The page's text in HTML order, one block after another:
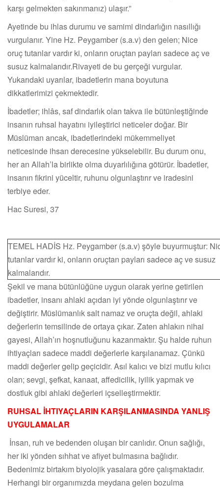
karşı gelmekten sakınmanız) ulaşır.”
Ayetinde bu ihlas durumu ve samimi dindarlığın nasıllığı
vurgulanır. Yine Hz. Peygamber (s.a.v) den gelen; Nice
oruç tutanlar vardır ki, onların oruçtan payları sadece aç ve
susuz kalmalarıdır.Rivayeti de bu gerçeği vurgular.
Yukarıdaki uyarılar, ibadetlerin mana boyutuna
dikkatlerimizi çekmektedir.
İbadetler; ihlâs, saf dindarlık olan takva ile bütünleştiğinde
insanın ruhsal hayatını iyileştirici neticeler doğar. Bir
Müslüman ancak, ibadetlerindeki mükemmeliyet
neticesinde ihsan derecesine yükselebilir. Bu durum onu,
her an Allah’la birlikte olma duyarlılığına götürür. İbadetler,
insanın fikrini yüceltir, ruhunu olgunlaştırır ve iradesini
terbiye eder.
Hac Suresi, 37
TEMEL HADİS Hz. Peygamber (s.a.v) şöyle buyurmuştur:
tutanlar vardır ki, onların oruçtan payları sadece aç ve susuz
kalmalarıdır.
Şekil ve mana bütünlüğüne uygun olarak yerine getirilen
ibadetler, insanı ahlaki açıdan iyi yönde olgunlaştırır ve
değiştirir. Müslümanlık salt namaz ve oruçta değil, ahlaki
değerlerin temsilinde de ortaya çıkar. Zaten ahlakın nihai
gayesi, Allah’ın hoşnutluğunu kazanmaktır. Şu halde ruhun
ihtiyaçları sadece maddi değerlerle karşılanamaz. Çünkü
maddi değerler gelip geçicidir. Asıl kalıcı ve bizi mutlu kılıcı
olan; sevgi, şefkat, kanaat, affedicilik, iyilik yapmak ve
dostluk gibi ahlaki değerleri içselleştirmektir.
RUHSAL İHTIYAÇLARIN KARŞILANMASINDA YANLIŞ
UYGULAMALAR
İnsan, ruh ve bedenden oluşan bir canlıdır. Onun sağlığı,
her iki yönden sıhhat ve afiyet bulmasına bağlıdır.
Bedenimiz birtakım biyolojik yasalara göre çalışmaktadır.
Herhangi bir organımızda meydana gelen bozulma